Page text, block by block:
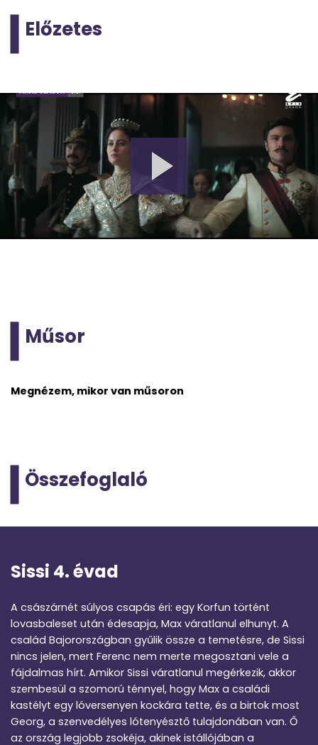
Előzetes
Műsor
Megnézem, mikor van műsoron
Összefoglaló
Sissi 4. évad
A császárnét súlyos csapás éri: egy Korfun történt
lovasbaleset után édesapja, Max váratlanul elhunyt. A
család Bajorországban gyűlik össze a temetésre, de Sissi
nincs jelen, mert Ferenc nem merte megosztani vele a
fájdalmas hírt. Amikor Sissi váratlanul megérkezik, akkor
szembesül a szomorú ténnyel, hogy Max a családi
kastélyt egy lóversenyen kockára tette, és a birtok most
Georg, a szenvedélyes lótenyésztő tulajdonában van. Ő
az ország legjobb zsokéja, akinek istállójában a